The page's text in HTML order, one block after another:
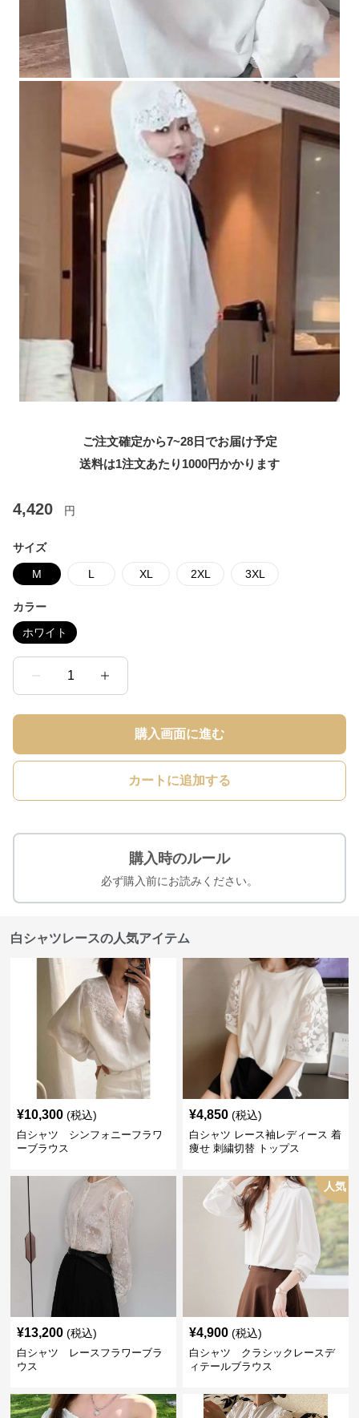
ご注文確定から7~28日でお届け予定
送料は1注文あたり 1000円かかります
4,420 円
サイズ
M L XL 2XL 3XL
カラー
ホワイト
1
購入画面に進む
カートに追加する
購入時のルール
必ず購入前にお読みください。
白シャツレースの人気アイテム
¥10,300 (税込)
白シャツ シンフォニーフラワ
ーブラウス
¥4,850 (税込)
白シャツ レース袖レディース 着
痩せ 刺繍切替 トップス
¥13,200 (税込)
白シャツ レースフラワーブラ
ウス
人気
¥4,900 (税込)
白シャツ クラシックレースデ
ィテールブラウス